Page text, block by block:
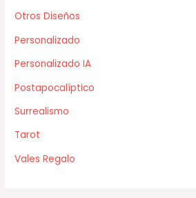
Otros Diseños
Personalizado
Personalizado IA
Postapocalíptico
Surrealismo
Tarot
Vales Regalo